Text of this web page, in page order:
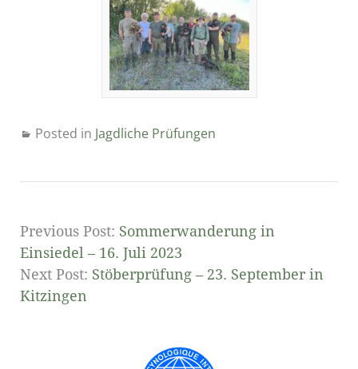
Posted in Jagdliche Prüfungen
Previous Post: Sommerwanderung in
Einsiedel – 16. Juli 2023
Next Post: Stöberprüfung – 23. September in
Kitzingen